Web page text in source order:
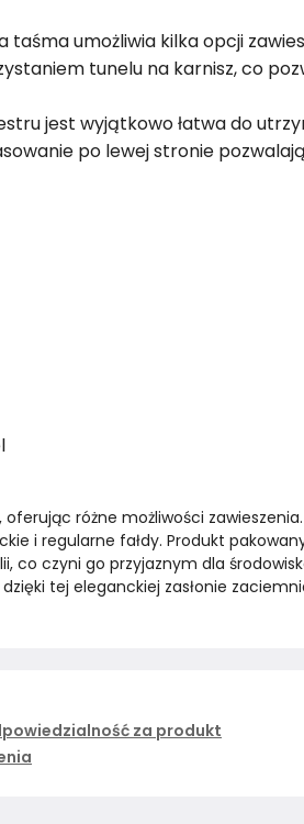
taśma umożliwia kilka opcji
tunelu na karnisz, co
jest wyjątkowo łatwa do
po lewej stronie
różne możliwości
i regularne fałdy. Produkt
co czyni go przyjaznym dla
tej eleganckiej zasłonie
za produkt